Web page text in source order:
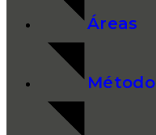
Áreas
Método